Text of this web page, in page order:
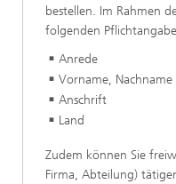
bestellen. Im Rahmen
folgenden
Anrede
Vorname, Nachname
Anschrift
Land
Zudem können Sie
Firma, Abteilung)